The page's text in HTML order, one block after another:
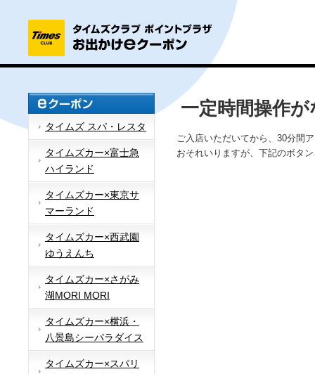
タイムズ スパ・レスタ
タイムズカー×富士急
ハイランド
タイムズカー×東京サ
マーランド
タイムズカー×西武園
ゆうえんち
タイムズカー×さがみ
湖MORI MORI
タイムズカー×横浜・
八景島シーパラダイス
タイムズカー×スパリ
一定時間操作
ご入店いただいてから、30分間
おそれいりますが、下記のボタ